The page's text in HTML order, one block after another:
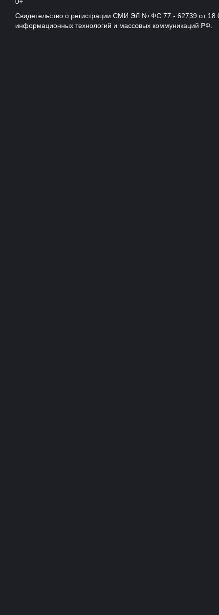
Свидетельство о регистрации СМИ ЭЛ № ФС 77 - 62739 от
информационных технологий и массовых коммуникаций РФ.